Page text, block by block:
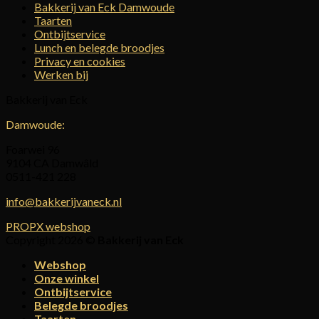
Bakkerij van Eck Damwoude
Taarten
Ontbijtservice
Lunch en belegde broodjes
Privacy en cookies
Werken bij
Damwoude:
info@bakkerijvaneck.nl
PROPX webshop
Webshop
Onze winkel
Ontbijtservice
Belegde broodjes